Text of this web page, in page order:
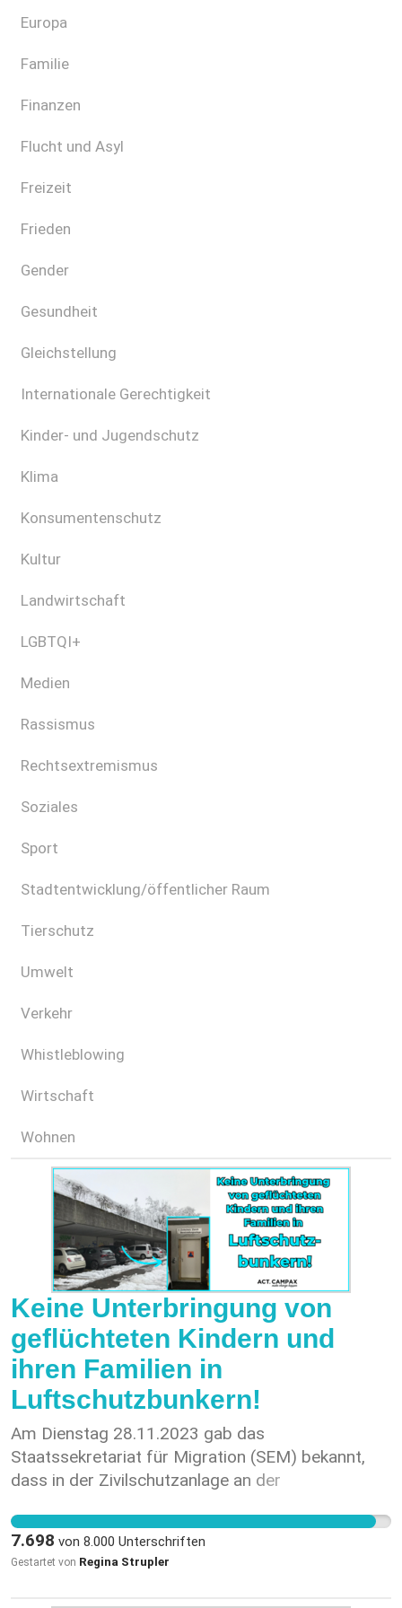
Europa
Familie
Finanzen
Flucht und Asyl
Freizeit
Frieden
Gender
Gesundheit
Gleichstellung
Internationale Gerechtigkeit
Kinder- und Jugendschutz
Klima
Konsumentenschutz
Kultur
Landwirtschaft
LGBTQI+
Medien
Rassismus
Rechtsextremismus
Soziales
Sport
Stadtentwicklung/öffentlicher Raum
Tierschutz
Umwelt
Verkehr
Whistleblowing
Wirtschaft
Wohnen
Keine Unterbringung von
geflüchteten Kindern und
ihren Familien in
Luftschutzbunkern!
Am Dienstag 28.11.2023 gab das
Staatssekretariat für Migration (SEM) bekannt,
dass in der Zivilschutzanlage an der
für ein Jahr ein temporäres Asylzentrum eröffnet
werden wird, in dem 90 Mütter und ihre Kinder
untergebracht werden sollen. (Information aus
7.698 von 8.000 Unterschriften
Gestartet von Regina Strupler